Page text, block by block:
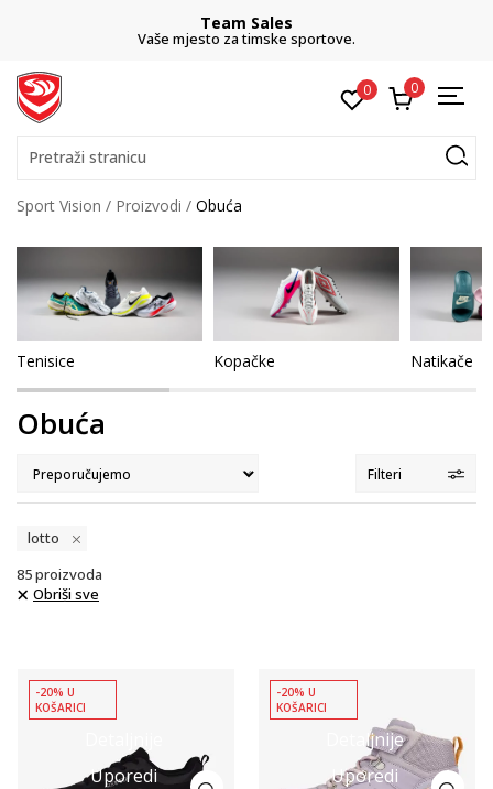
Team Sales
Vaše mjesto za timske sportove.
0 0
Pretraži stranicu
Sport Vision Proizvodi Obuća
Tenisice Kopačke Natikače
Obuća
Filteri
lotto
85proizvoda
Obriši sve
Uporedi
-20% U
KOŠARICI
Detaljnije
Uporedi
-20% U
KOŠARICI